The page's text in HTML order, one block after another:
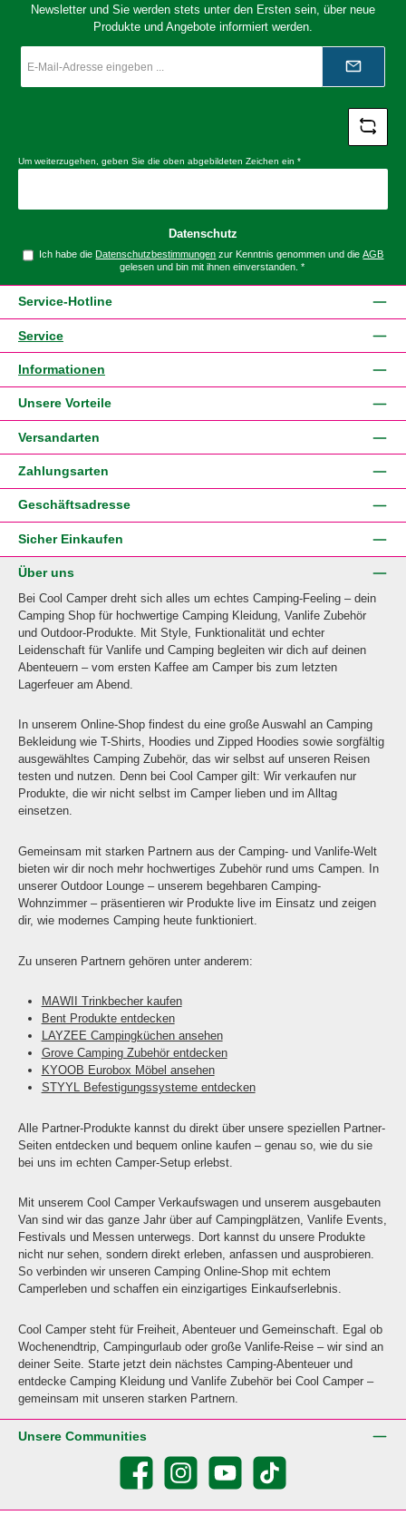
Newsletter und Sie werden stets unter den Ersten sein, über neue
Produkte und Angebote informiert werden.
Mail-
*
Um weiterzugehen, geben Sie die oben abgebildeten Zeichen ein *
Datenschutz
Ich habe dieDatenschutzbestimmungen zur Kenntnis genommen und dieAGB
gelesen und bin mit ihnen einverstanden. *
Service-Hotline
Service
Informationen
Unsere Vorteile
Versandarten
Zahlungsarten
Geschäftsadresse
Sicher Einkaufen
Über uns
Bei Cool Camper dreht sich alles um echtes Camping-Feeling – dein
Camping Shop für hochwertige Camping Kleidung, Vanlife Zubehör
und Outdoor-Produkte. Mit Style, Funktionalität und echter
Leidenschaft für Vanlife und Camping begleiten wir dich auf deinen
Abenteuern – vom ersten Kaffee am Camper bis zum letzten
Lagerfeuer am Abend.
In unserem Online-Shop findest du eine große Auswahl an Camping
Bekleidung wie T-Shirts, Hoodies und Zipped Hoodies sowie sorgfältig
ausgewähltes Camping Zubehör, das wir selbst auf unseren Reisen
testen und nutzen. Denn bei Cool Camper gilt: Wir verkaufen nur
Produkte, die wir nicht selbst im Camper lieben und im Alltag
einsetzen.
Gemeinsam mit starken Partnern aus der Camping- und Vanlife-Welt
bieten wir dir noch mehr hochwertiges Zubehör rund ums Campen. In
unserer Outdoor Lounge – unserem begehbaren Camping-
Wohnzimmer – präsentieren wir Produkte live im Einsatz und zeigen
dir, wie modernes Camping heute funktioniert.
Zu unseren Partnern gehören unter anderem:
MAWII Trinkbecher kaufen
Bent Produkte entdecken
LAYZEE Campingküchen ansehen
Grove Camping Zubehör entdecken
KYOOB Eurobox Möbel ansehen
STYYL Befestigungssysteme entdecken
Alle Partner-Produkte kannst du direkt über unsere speziellen Partner-
Seiten entdecken und bequem online kaufen – genau so, wie du sie
bei uns im echten Camper-Setup erlebst.
Mit unserem Cool Camper Verkaufswagen und unserem ausgebauten
Van sind wir das ganze Jahr über auf Campingplätzen, Vanlife Events,
Festivals und Messen unterwegs. Dort kannst du unsere Produkte
nicht nur sehen, sondern direkt erleben, anfassen und ausprobieren.
So verbinden wir unseren Camping Online-Shop mit echtem
Camperleben und schaffen ein einzigartiges Einkaufserlebnis.
Cool Camper steht für Freiheit, Abenteuer und Gemeinschaft. Egal ob
Wochenendtrip, Campingurlaub oder große Vanlife-Reise – wir sind an
deiner Seite. Starte jetzt dein nächstes Camping-Abenteuer und
entdecke Camping Kleidung und Vanlife Zubehör bei Cool Camper –
gemeinsam mit unseren starken Partnern.
Unsere Communities
Facebook Instagram YouTube TikTok